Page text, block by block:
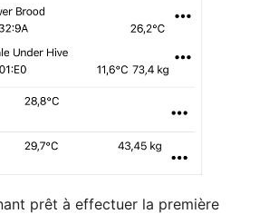
prêt à effectuer la première